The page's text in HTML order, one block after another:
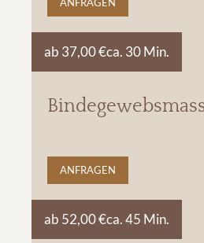
ab 37,00 €ca. 30 Min.
ANFRAGEN
ab 52,00 €ca. 45 Min.